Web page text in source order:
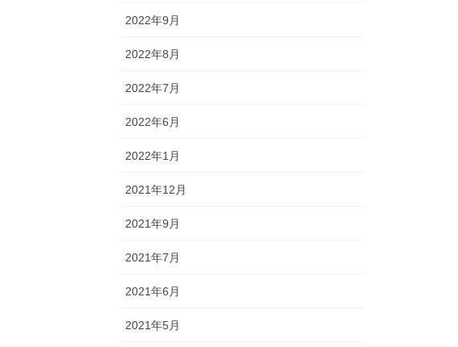
2022年9月
2022年8月
2022年7月
2022年6月
2022年1月
2021年12月
2021年9月
2021年7月
2021年6月
2021年5月